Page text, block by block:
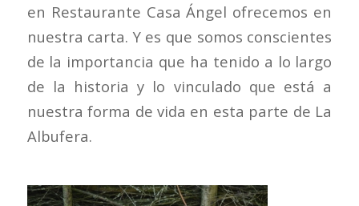
en Restaurante Casa Ángel ofrecemos en
nuestra carta. Y es que somos conscientes
de la importancia que ha tenido a lo largo
de la historia y lo vinculado que está a
nuestra forma de vida en esta parte de La
Albufera.